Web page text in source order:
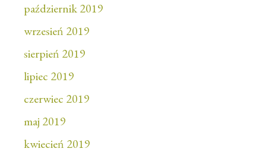
październik 2019
wrzesień 2019
sierpień 2019
lipiec 2019
czerwiec 2019
maj 2019
kwiecień 2019